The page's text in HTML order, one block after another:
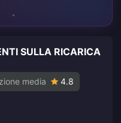
SULLA RICARICA
media 4.8